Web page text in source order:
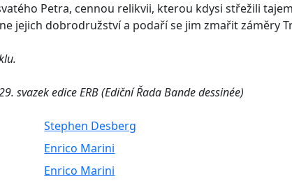
Petra, cennou relikvii, kterou kdysi střežili
jejich dobrodružství a podaří se jim zmařit záměry
svazek edice ERB (Ediční Řada Bande dessinée)
Stephen Desberg
Enrico Marini
Enrico Marini